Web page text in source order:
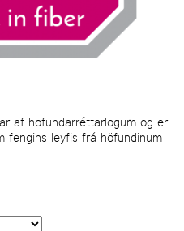
af höfundarréttarlögum og er
leyfis frá höfundinum